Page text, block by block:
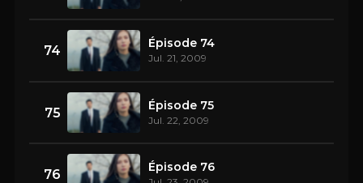
74 Épisode 74
Jul. 21, 2009
75 Épisode 75
Jul. 22, 2009
76 Épisode 76